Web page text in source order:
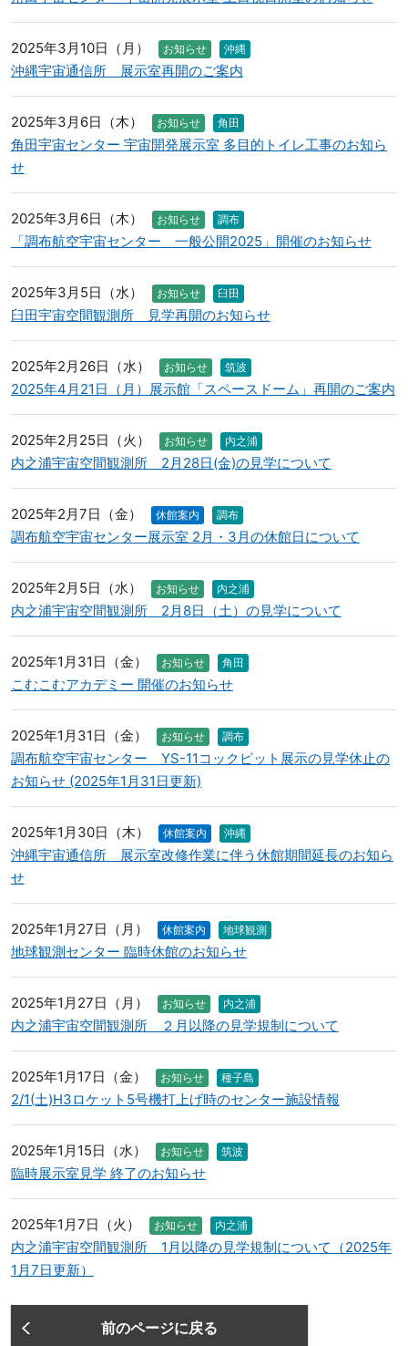
2025年3月10日（月） お知らせ 沖縄
沖縄宇宙通信所 展示室再開のご案内
2025年3月6日（木） お知らせ 角田
角田宇宙センター 宇宙開発展示室 多目的トイレ工事のお知ら
せ
2025年3月6日（木） お知らせ 調布
「調布航空宇宙センター 一般公開2025」開催のお知らせ
2025年3月5日（水） お知らせ 臼田
臼田宇宙空間観測所 見学再開のお知らせ
2025年2月26日（水） お知らせ 筑波
2025年4月21日（月）展示館「スペースドーム」再開のご案内
2025年2月25日（火） お知らせ 内之浦
内之浦宇宙空間観測所 2月28日(金)の見学について
2025年2月7日（金） 休館案内 調布
調布航空宇宙センター展示室 2月・3月の休館日について
2025年2月5日（水） お知らせ 内之浦
内之浦宇宙空間観測所 2月8日（土）の見学について
2025年1月31日（金） お知らせ 角田
こむこむアカデミー 開催のお知らせ
2025年1月31日（金） お知らせ 調布
調布航空宇宙センター YS-11コックピット展示の見学休止の
お知らせ (2025年1月31日更新)
2025年1月30日（木） 休館案内 沖縄
沖縄宇宙通信所 展示室改修作業に伴う休館期間延長のお知ら
せ
2025年1月27日（月） 休館案内 地球観測
地球観測センター 臨時休館のお知らせ
2025年1月27日（月） お知らせ 内之浦
内之浦宇宙空間観測所 ２月以降の見学規制について
2025年1月17日（金） お知らせ 種子島
2/1(土)H3ロケット5号機打上げ時のセンター施設情報
2025年1月15日（水） お知らせ 筑波
臨時展示室見学 終了のお知らせ
2025年1月7日（火） お知らせ 内之浦
内之浦宇宙空間観測所 1月以降の見学規制について（2025年
1月7日更新）
前のページに戻る